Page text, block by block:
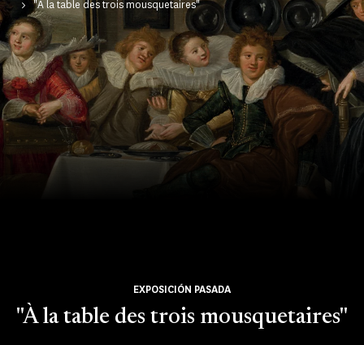
"À la table des trois mousquetaires"
"À la table des trois mousquetaires"
EXPOSICIÓN PASADA